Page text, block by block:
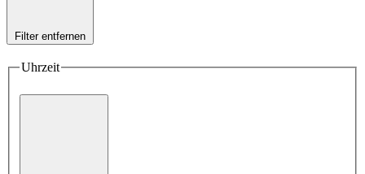
Filter entfernen
Uhrzeit